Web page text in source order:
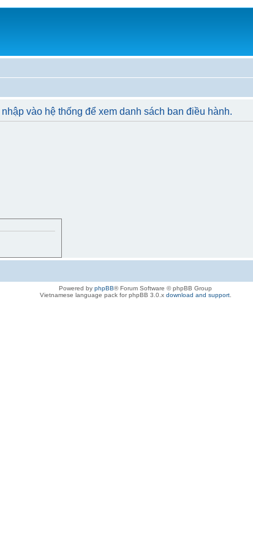
vào hệ thống để xem danh sách ban điều hành.
Powered by phpBB® Forum Software © phpBB Group
Vietnamese language pack for phpBB 3.0.x download and support.